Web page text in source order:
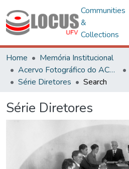
Communities
&
Collections
Home
Memória Institucional
Acervo Fotográfico do ACH-UFV
Série Diretores
Search
Série Diretores